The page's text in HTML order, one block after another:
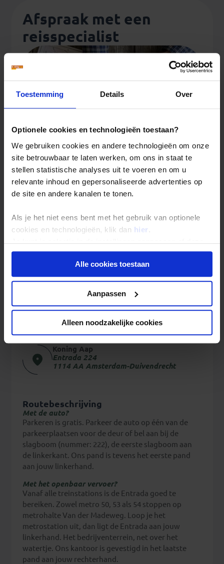
Toestemming Details Over
Optionele cookies en technologieën toestaan?
We gebruiken cookies en andere technologieën om onze
site betrouwbaar te laten werken, om ons in staat te
stellen statistische analyses uit te voeren en om u
relevante inhoud en gepersonaliseerde advertenties op
de site en andere kanalen te tonen.
Als je het niet eens bent met het gebruik van optionele
cookies en technologieën, klik dan hier .
Je kunt je selectie in de instellingen aanpassen of deze
onder aan de pagina op elk gewenst moment voor de
toekomst wijzigen.Alle cookies toestaan
Aanpassen
Alleen noodzakelijke cookies
Afspraak met een
reisspecialist
kijken. We willen je hierbij natuurlijk graag
persoonlijk helpen. Met een kop koffie kunnen we
je aan toe bent. Graag willen we je verzoeken voor
het langskomen even een afspraak te maken, zodat
aanwezig is.
Ons kantoor is gevestigd in Amsterdam
(Duivendrecht). Ons adres is:
Koning Aap
Entrada 224
1114 AA Amsterdam-Duivendrecht
Routebeschrijving
Met de auto?
Parkeren is gratis. Parkeer de auto op één van de
parkeerplaatsen voor de deur of bel aan bij de
slagboom (nummer: 222), de eerste slagboom aan
de linkerkant. Ons pand is tevens het eerste pand
aan jouw linkerhand.
Met het openbaar vervoer?
Vanaf alle treinstations is de Entrada goed te
bereiken. Zowel metro 50, 53 als 54 stoppen op
metrohalte Van der Madeweg. Loop je het
metrostation uit, dan ligt de Entrada aan jouw
linkerhand. Het bedrijventerrein, net over het
watertje. Ons kantoor is gevestigd in het laatste
pand aan jouw rechterhand.